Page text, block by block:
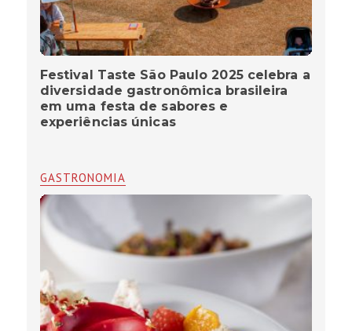
Festival Taste São Paulo 2025 celebra a
diversidade gastronômica brasileira
em uma festa de sabores e
experiências únicas
GASTRONOMIA